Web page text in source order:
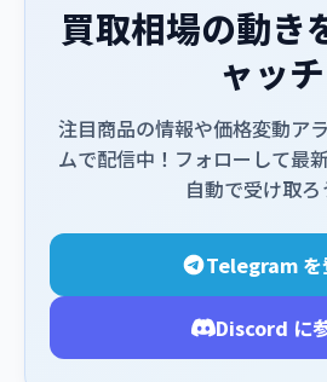
買取相場の動き
ャッチ
注目商品の情報や価格変動ア
ムで配信中！フォローして最
自動で受け取ろ
Telegram を
Discord に